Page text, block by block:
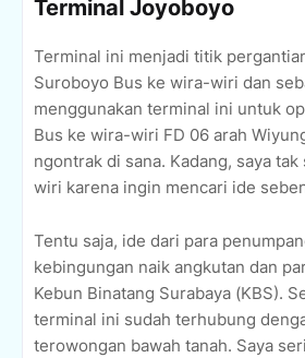
Terminal Joyoboyo
Terminal ini menjadi titik
Suroboyo Bus ke wira-wiri dan
menggunakan terminal ini untuk
Bus ke wira-wiri FD 06 arah
ngontrak di sana. Kadang, saya
wiri karena ingin mencari ide
Tentu saja, ide dari para
kebingungan naik angkutan dan
Kebun Binatang Surabaya (KBS).
terminal ini sudah terhubung
terowongan bawah tanah. Saya